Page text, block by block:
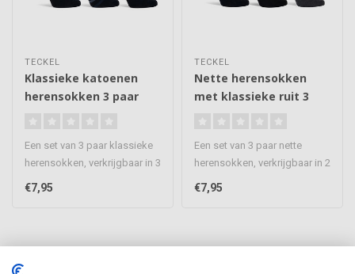
TECKEL
Klassieke katoenen
herensokken 3 paar
Een set van 3 paar klassieke
herensokken, verkrijgbaar in 3
€7,95
TECKEL
Nette herensokken
met klassieke ruit 3
Een set van 3 paar nette
herensokken, verkrijgbaar in 2
€7,95